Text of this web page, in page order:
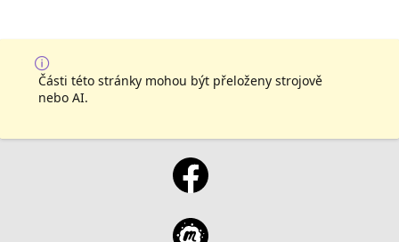
Části této stránky mohou být přeloženy strojově
nebo AI.